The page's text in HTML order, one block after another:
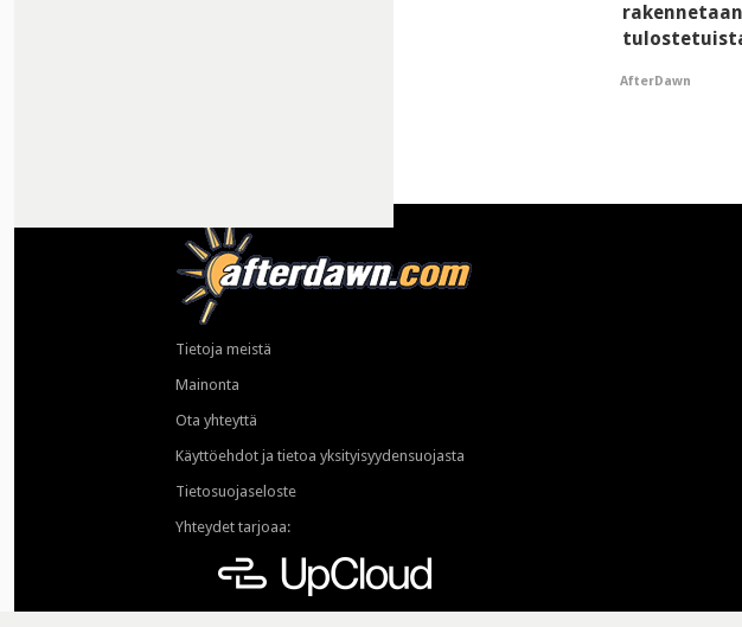
AfterDawn
Tietoja meistä
Mainonta
Ota yhteyttä
Käyttöehdot ja tietoa yksityisyydensuojasta
Tietosuojaseloste
Yhteydet tarjoaa: